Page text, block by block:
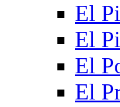
El
El
El
El